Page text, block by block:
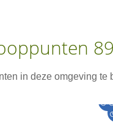
89
in deze omgeving te